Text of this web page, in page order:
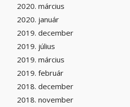
2020. március
2020. január
2019. december
2019. július
2019. március
2019. február
2018. december
2018. november